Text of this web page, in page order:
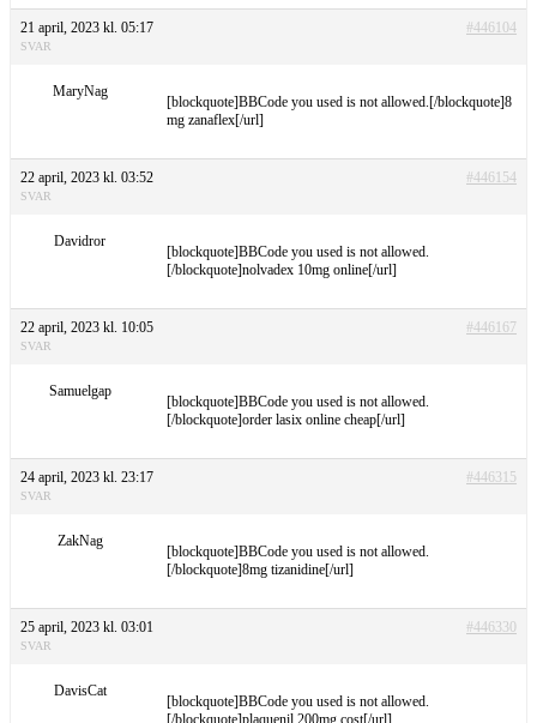
21 april, 2023 kl. 05:17 #446104
SVAR
MaryNag
[blockquote]BBCode you used is not allowed.[/blockquote]8
mg zanaflex[/url]
22 april, 2023 kl. 03:52 #446154
SVAR
Davidror
[blockquote]BBCode you used is not allowed.
[/blockquote]nolvadex 10mg online[/url]
22 april, 2023 kl. 10:05 #446167
SVAR
Samuelgap
[blockquote]BBCode you used is not allowed.
[/blockquote]order lasix online cheap[/url]
24 april, 2023 kl. 23:17 #446315
SVAR
ZakNag
[blockquote]BBCode you used is not allowed.
[/blockquote]8mg tizanidine[/url]
25 april, 2023 kl. 03:01 #446330
SVAR
DavisCat
[blockquote]BBCode you used is not allowed.
[/blockquote]plaquenil 200mg cost[/url]